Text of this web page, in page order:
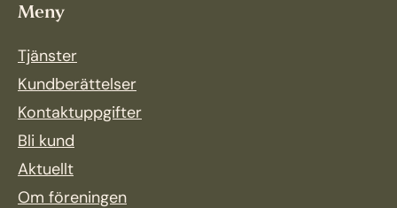
Meny
Tjänster
Kundberättelser
Kontaktuppgifter
Bli kund
Aktuellt
Om föreningen